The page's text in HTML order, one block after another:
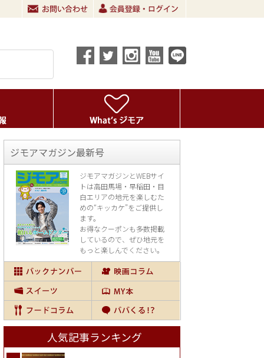
ジモアマガジン最新号
ジモアマガジンとWEBサイ
トは高田馬場・早稲田・目
白エリアの地元を楽しむた
めの“キッカケ”をご提供し
ます。
お得なクーポンも多数掲載
しているので、 ぜひ地元を
もっと楽しんでください。
人気記事ランキング